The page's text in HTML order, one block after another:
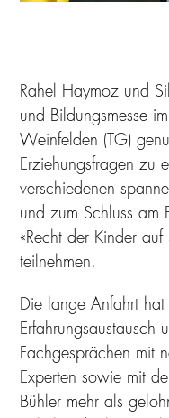
Rahel Haymoz und
und Bildungsmesse
Weinfelden (TG)
Erziehungsfragen zu
verschiedenen
und zum Schluss am
«Recht der Kinder
teilnehmen.
Die lange Anfahrt
Erfahrungsaustausch
Fachgesprächen mit
Experten sowie mit
Bühler mehr als